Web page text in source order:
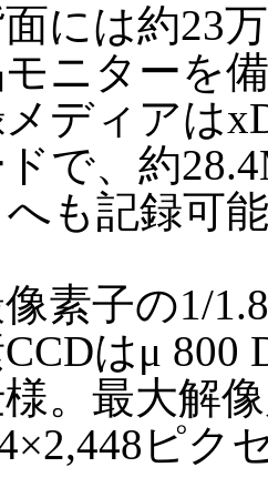
には約23
ニターを
ディアは
で、約
も記録可
素子の1/
はμ 800
。最大解
ピク